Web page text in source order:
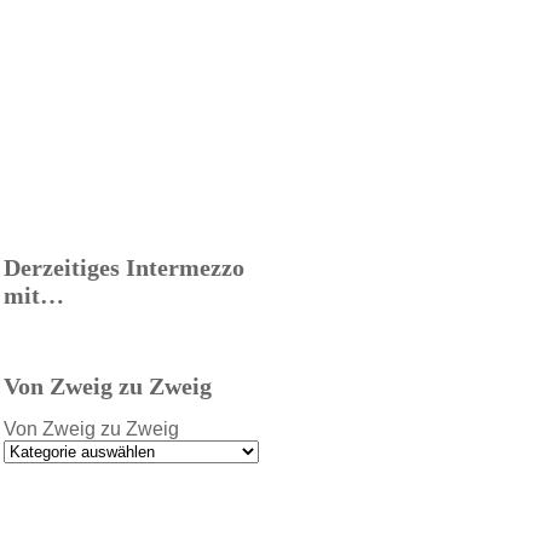
Derzeitiges Intermezzo
mit…
Von Zweig zu Zweig
Von Zweig zu Zweig